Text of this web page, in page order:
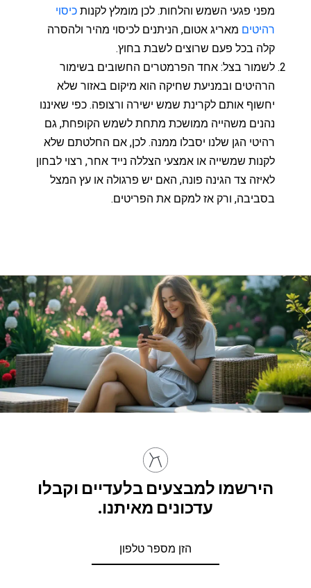
מפני פגעי השמש והלחות. לכן מומלץ לקנות כיסוי
רהיטים מאריג אטום, הניתנים לכיסוי מהיר ולהסרה
קלה בכל פעם שרוצים לשבת בחוץ.
לשמור בצל: אחד הפרמטרים החשובים בשימור
הרהיטים ובמניעת שחיקה הוא מיקום באזור שלא
יחשוף אותם לקרינת שמש ישירה ורצופה. כפי שאיננו
נהנים משהייה ממושכת מתחת לשמש הקופחת, גם
רהיטי הגן שלנו יסבלו ממנה. לכן, אם החלטתם שלא
לקנות שמשייה או אמצעי הצללה נייד אחר, רצוי לבחון
לאיזה צד הגינה פונה, האם יש פרגולה או עץ המצל
בסביבה, ורק אז למקם את הפריטים.
הירשמו למבצעים בלעדיים וקבלו
עדכונים מאיתנו.